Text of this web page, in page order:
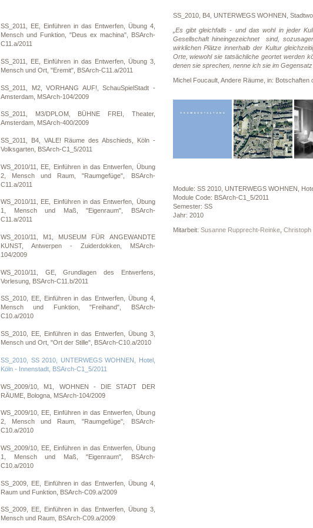
SS_2011, EE, Einführen in das Entwerfen, Übung 4,
Mensch und Funktion, "Deus ex machina", BSArch-
C11.a/2011
SS_2011, EE, Einführen in das Entwerfen, Übung 3,
Mensch und Ort, "Eremit", BSArch-C11.a/2011
SS_2011, M2, VORHANG AUF!, SchauSpielStadt -
Amsterdam, MSArch-104/2009
SS_2011, M3/DPLOM, BÜHNE FREI, Theater,
Amsterdam, MSArch-400/2009
SS_2011, B4, VALE! Räume des Abschieds, Köln -
Volksgarten, BSArch-C1_5/2011
WS_2010/11, EE, Einführen in das Entwerfen, Übung
2, Mensch und Raum, "Raumgefüge", BSArch-
C11.a/2011
WS_2010/11, EE, Einführen in das Entwerfen, Übung
1, Mensch und Maß, "Eigenraum", BSArch-
C11.a/2011
WS_2010/11, M1, MUSEUM FÜR ANGEWANDTE
KUNST, Antwerpen - Zuiderdokken, MSArch-
104/2009
WS_2010/11, GE, Grundlagen des Entwerfens,
Vorlesung, BSArch-C11.b/2011
SS_2010, EE, Einführen in das Entwerfen, Übung 4,
Mensch und Funktion, "Freihand", BSArch-
C10.a/2010
SS_2010, EE, Einführen in das Entwerfen, Übung 3,
Mensch und Ort, "Ort der Stille", BSArch-C10.a/2010
SS_2010, SS 2010, UNTERWEGS WOHNEN, Hotel,
Köln - Innenstadt, BSArch-C1_5/2011
WS_2009/10, M1, WOHNEN - DIE STADT DER
RÄUME, Bologna, MSArch-104/2009
WS_2009/10, EE, Einführen in das Entwerfen, Übung
2, Mensch und Raum, "Raumgefüge", BSArch-
C10.a/2010
WS_2009/10, EE, Einführen in das Entwerfen, Übung
1, Mensch und Maß, "Eigenraum", BSArch-
C10.a/2010
SS_2009, EE, Einführen in das Entwerfen, Übung 4,
Raum und Funktion, BSArch-C09.a/2009
SS_2009, EE, Einführen in das Entwerfen, Übung 3,
Mensch und Raum, BSArch-C09.a/2009
SS_2010, B4, UNTERWEGS WOHNEN,
„Es gibt gleichfalls - und das wohl in jeder
Gesellschaft hineingezeichnet sind,
wirklichen Plätze innerhalb der Kultur
Orte, wiewohl sie tatsächliche geortet werden
denen sie sprechen, nenne ich sie im
Michel Foucault, Andere Räume, in:
Module: SS 2010, UNTERWEGS WOHNEN,
Module Code: BSArch-C1_5/2011
Semester: SS
Jahr: 2010
Mitarbeit: Susanne Rupprecht-Reinke, Christoph